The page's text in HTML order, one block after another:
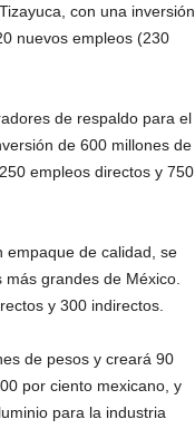
con una inversión
nuevos empleos (230
de respaldo para el
de 600 millones de
empleos directos y 750
empaque de calidad, se
más grandes de México.
y 300 indirectos.
de pesos y creará 90
por ciento mexicano, y
para la industria